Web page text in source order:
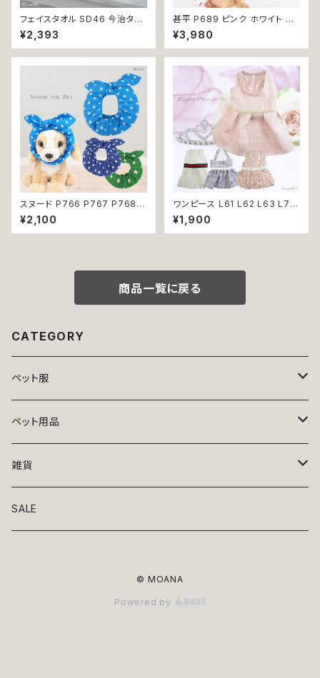
フェイスタオル SD46 今治タオ
ル タオル 34×80cm Imabari
Tirer 白 アイボリー ラムコ糸
インド綿 贅沢タオル 高級 シン
¥2,393
甚平 P689 ピンク ホワイト フ
ラワー 花 桜 うさぎ ラビット 祭
り 夏祭り 和装 和柄 古風 伝統
日本 夏 ドッグウエア ドックウェ
ット 服 犬服 犬の服 犬洋服 犬
の洋服 洋服 おしゃれ かわいい
可愛い 返品交換不可
¥3,980
スヌード P766 P767 P768
カチューシャ うさ耳 たれ耳 うさ
みみ ドッグウェア ドッグ ウェア
ドッグウエア 犬 猫 ペット 服 犬
¥2,100
ワンピース L61 L62 L63 L70
ホワイト ピンク グレー フラミン
ゴ レース チェック 犬 猫 ペット
服 犬服 太ベルト ベルト おしゃ
パーティー ワンピ dog ドッグ
¥1,900
商品一覧に戻る
CATEGORY
ペット服
トップス
ニット
アロハ
ボトムス
ワンピース
ペット用品
ベッド
リード・首輪
雑貨
アート
SALE
© MOANA
Powered by